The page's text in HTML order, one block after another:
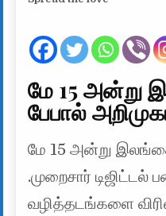
மே 15 அன்று
பேபால்
மே 15 அன்று
.முறைசார்
வழித்தடங்களை